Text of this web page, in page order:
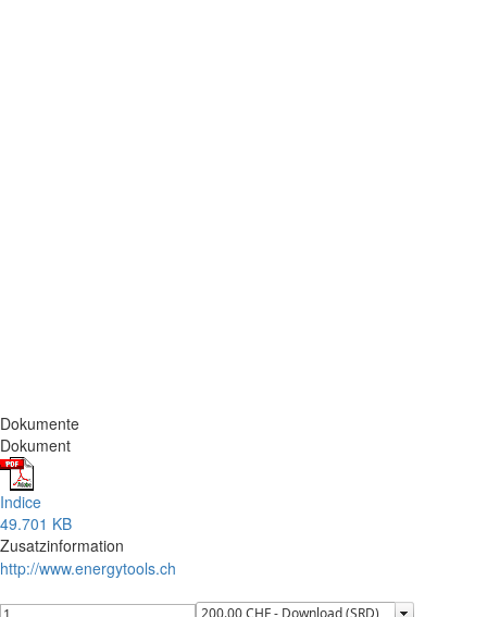
Dokumente
Dokument
Indice
49.701 KB
Zusatzinformation
http://www.energytools.ch